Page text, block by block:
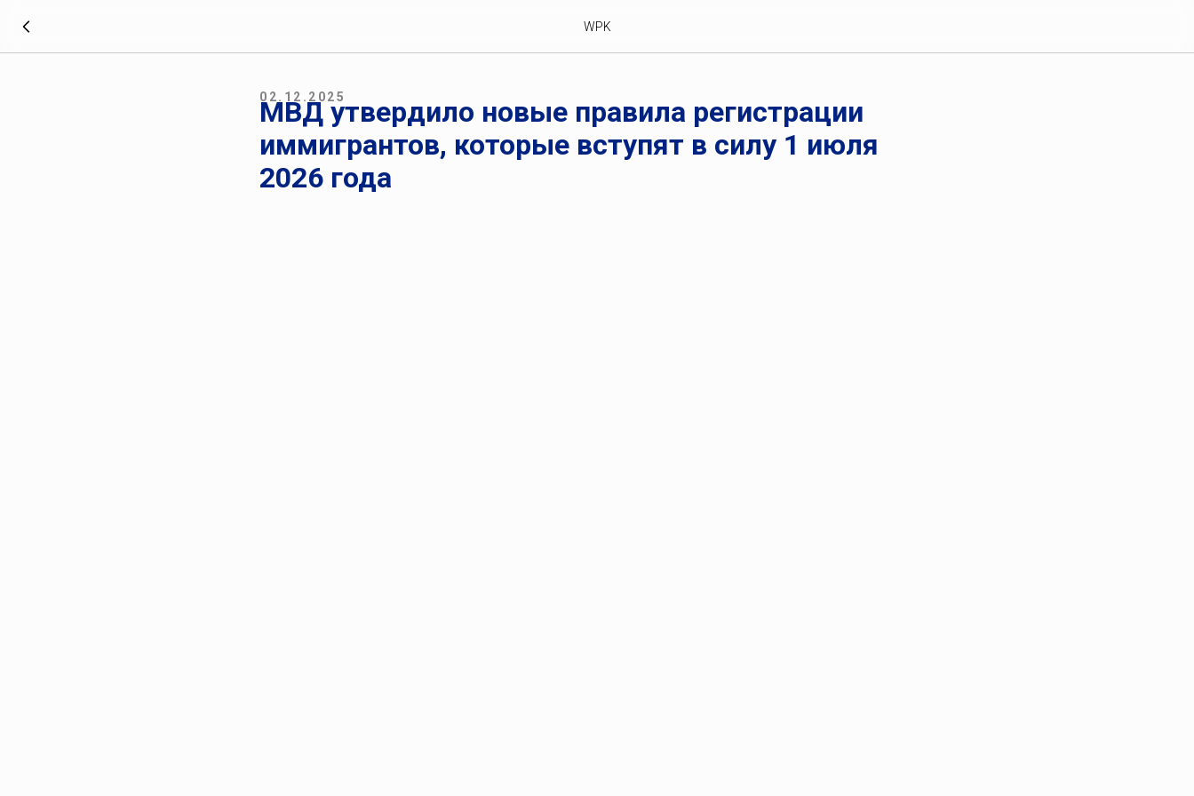
WPK
02.12.2025
МВД утвердило новые правила регистрации
иммигрантов, которые вступят в силу 1 июля
2026 года